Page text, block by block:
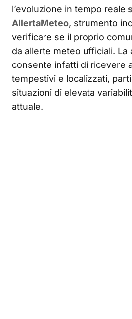
l’evoluzione in tempo reale
AllertaMeteo, strumento
verificare se il proprio
da allerte meteo ufficiali. La
consente infatti di ricevere
tempestivi e localizzati,
situazioni di elevata
attuale.